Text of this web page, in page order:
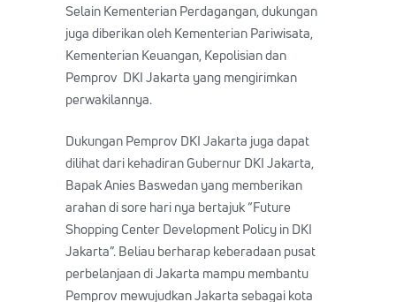
Selain Kementerian Perdagangan, dukungan
juga diberikan oleh Kementerian Pariwisata,
Kementerian Keuangan, Kepolisian dan
Pemprov DKI Jakarta yang mengirimkan
perwakilannya.
Dukungan Pemprov DKI Jakarta juga dapat
dilihat dari kehadiran Gubernur DKI Jakarta,
Bapak Anies Baswedan yang memberikan
arahan di sore hari nya bertajuk “Future
Shopping Center Development Policy in DKI
Jakarta”. Beliau berharap keberadaan pusat
perbelanjaan di Jakarta mampu membantu
Pemprov mewujudkan Jakarta sebagai kota